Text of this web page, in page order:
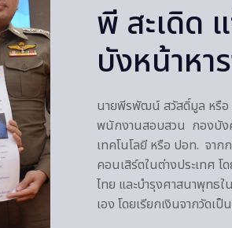
พี สะเดิ​ด​
บังหน้า​หา
นายพีรพัฒน์ สวัสดิ์มูล หรือ
พนักงานสอบสวน กองบังคั
เทคโนโลยี หรือ ปอท. จาก
คอนเสิร์ตในต่างประเทศ
ไทย และบำรุงศาสนาพุทธใ
เอง โดยเรียกเงินจากวัดเ